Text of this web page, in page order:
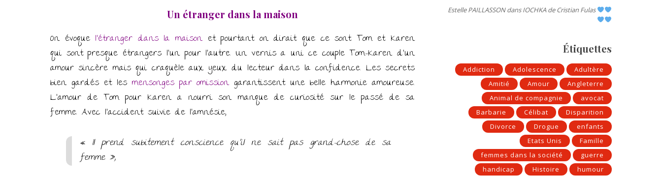
Un étranger dans la maison
On évoque l’étranger dans la maisonet pourtant on dirait que ce sont Tom et Karen
qui sont presque étrangers l’un pour l’autre. Un vernis a uni ce couple Tom-Karen d’un
amour sincère mais qui craquèle aux yeux du lecteur dans la confidence. Les secrets
bien gardés et les mensonges par omissiongarantissent une belle harmonie amoureuse.
L’amour de Tom pour Karen a nourri son manque de curiosité sur le passé de sa
femme. Avec l’accident suivie de l’amnésie,
« Il prend subitement conscience qu’il ne sait pas grand-chose de sa
femme »,
Estelle PAILLASSONdansIOCHKA de Cristian Fulas
Étiquettes
Addiction Adolescence
Adultère
Amitié
Amour
Angleterre
Animal de compagnie
avocat
Barbarie
Célibat
Disparition
Divorce
Drogue
enfants
Etats Unis
Famille
femmes dans la société
guerre
handicap
Histoire
humour